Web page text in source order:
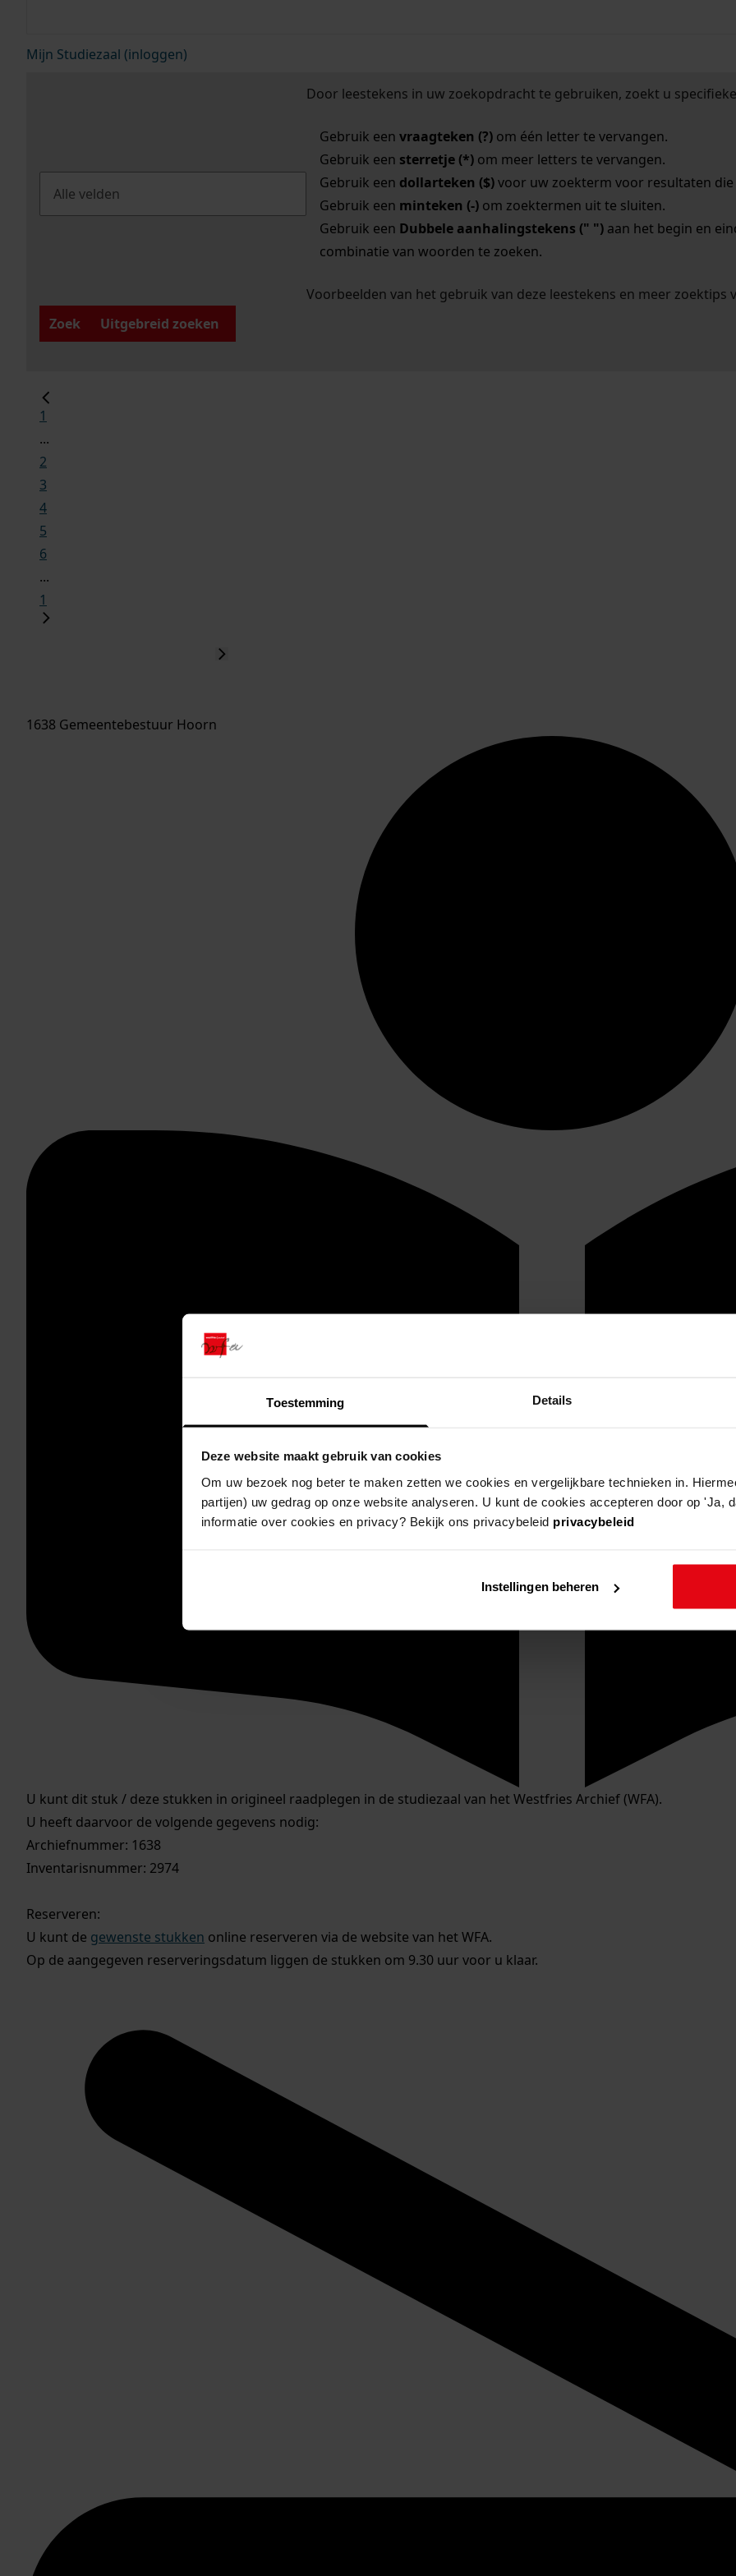
Toestemming Details
Deze website maakt gebruik van cookies
Om uw bezoek nog beter te maken zetten we cookies en vergelijkbare technieken in.
partijen) uw gedrag op onze website analyseren. U kunt de cookies accepteren door op 'Ja,
informatie over cookies en privacy? Bekijk ons privacybeleid privacybeleid
Instellingen beheren
Mijn Studiezaal (inloggen)
Door leestekens in uw zoekopdracht te gebruiken, zoekt u
Gebruik een vraagteken (?)om één letter te vervangen.
Gebruik een sterretje (*)om meer letters te vervangen.
Gebruik een dollarteken ($)voor uw zoekterm voor resultaten die
Gebruik een minteken (-)om zoektermen uit te sluiten.
Gebruik een Dubbele aanhalingstekens (" ")aan het begin en
combinatie van woorden te zoeken.
Voorbeelden van het gebruik van deze leestekens en meer zoektips
Zoek
Uitgebreid zoeken
1
...
2
3
4
5
6
...
1
1638 Gemeentebestuur Hoorn
U kunt dit stuk / deze stukken in origineel raadplegen in de studiezaal van het Westfries Archief (WFA).
U heeft daarvoor de volgende gegevens nodig:
Archiefnummer: 1638
Inventarisnummer: 2974
Reserveren:
U kunt de gewenste stukken online reserveren via de website van het WFA.
Op de aangegeven reserveringsdatum liggen de stukken om 9.30 uur voor u klaar.